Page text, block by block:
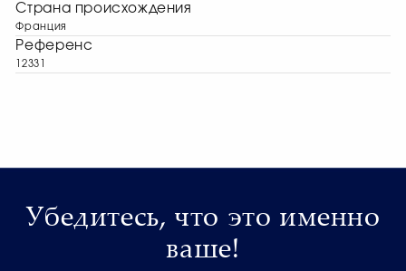
Страна происхождения
Франция
Референс
12331
Убедитесь, что это именно
ваше!